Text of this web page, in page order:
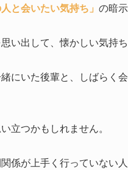
と会いたい気持ち」 の暗
い出して、懐かしい気持
にいた後輩と、しばらく
立つかもしれません。
係が上手く行っていない